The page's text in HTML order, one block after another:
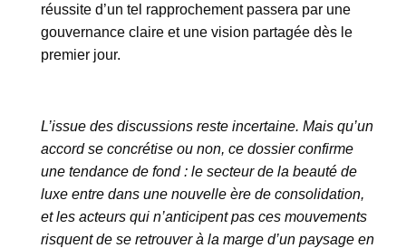
réussite d’un tel rapprochement passera par une
gouvernance claire et une vision partagée dès le
premier jour.
L’issue des discussions reste incertaine. Mais qu’un
accord se concrétise ou non, ce dossier confirme
une tendance de fond : le secteur de la beauté de
luxe entre dans une nouvelle ère de consolidation,
et les acteurs qui n’anticipent pas ces mouvements
risquent de se retrouver à la marge d’un paysage en